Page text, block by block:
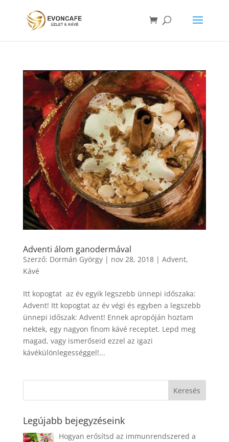
Adventi álom ganodermával
Szerző: Dormán György| nov 28, 2018| Advent,
Kávé
Itt kopogtat az év egyik legszebb ünnepi időszaka:
Advent! Itt kopogtat az év végi és egyben a legszebb
ünnepi időszak: Advent! Ennek apropóján hoztam
nektek, egy nagyon finom kávé receptet. Lepd meg
magad, vagy ismerőseid ezzel az igazi
kávékülönlegességgel!...
Legújabb bejegyzéseink
Hogyan erősítsd az immunrendszered a